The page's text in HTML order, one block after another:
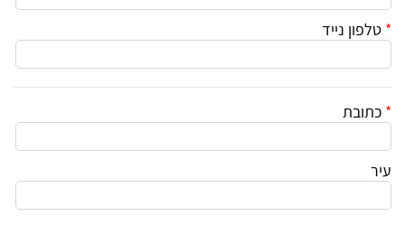
* טלפון נייד
* כתובת
עיר